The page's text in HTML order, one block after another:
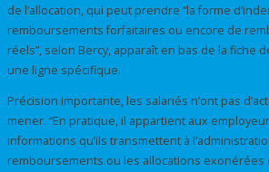
de l’allocation, qui peut prendre “la forme
remboursements forfaitaires ou encore de
réels”, selon Bercy, apparaît en bas de la fiche
une ligne spécifique.
Précision importante, les salariés n’ont pas
mener. “En pratique, il appartient aux
informations qu’ils transmettent à
remboursements ou les allocations exonérées